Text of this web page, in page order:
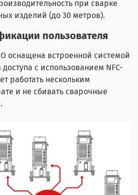
при сварке
изделий (до 30 метров).
пользователя
оснащена встроенной системой
с использованием NFC-
работать нескольким
и не сбивать сварочные